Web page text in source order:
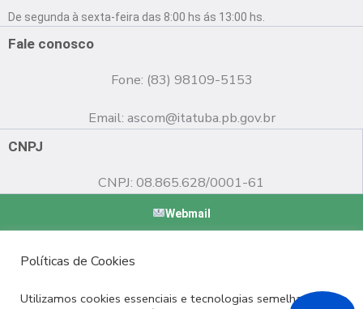
o
o
b
e
g
r
De segunda à sexta-feira das 8:00 hs ás 13:00 hs.
Fale conosco
Fone: (83) 98109-5153
Email: ascom@itatuba.pb.gov.br
CNPJ
CNPJ: 08.865.628/0001-61
Webmail
Políticas de Cookies
Utilizamos cookies essenciais e tecnologias semelhantes de